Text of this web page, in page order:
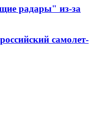
радары" из-за
самолет-